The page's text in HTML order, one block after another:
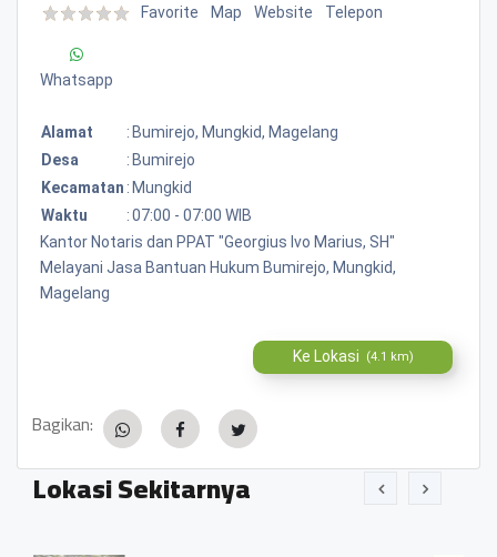
Favorite Map Website Telepon
Whatsapp
Alamat : Bumirejo, Mungkid, Magelang
Desa
: Bumirejo
Kecamatan : Mungkid
Waktu
:07:00 - 07:00 WIB
Kantor Notaris dan PPAT "Georgius Ivo Marius, SH"
Melayani Jasa Bantuan Hukum Bumirejo, Mungkid,
Magelang
Ke Lokasi (4.1 km)
Bagikan:
Lokasi Sekitarnya